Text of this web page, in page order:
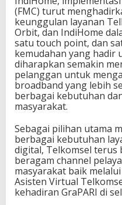
k
t
i
v
i
t
a
s
D
i
t
a
P
e
l
(FMC) turut
keunggulan layanan
Orbit, dan IndiHome
satu touch point, dan
kemudahan yang hadir
diharapkan semakin
pelanggan untuk
broadband yang lebih
berbagai kebutuhan
masyarakat.
Sebagai pilihan utama
berbagai kebutuhan
digital, Telkomsel terus
beragam channel
masyarakat baik
Asisten Virtual
kehadiran GraPARI di